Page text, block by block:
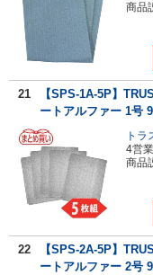
商品
21
【SPS-1A-5P】
ートアルファー 1号
トラ
4営
商品
22
【SPS-2A-5P】
ートアルファー 2号